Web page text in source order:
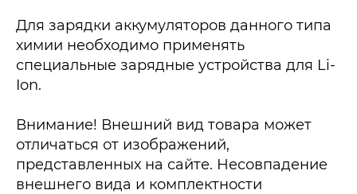
Для зарядки аккумуляторов данного типа
химии необходимо применять
специальные зарядные устройства для Li-
Ion.
Внимание! Внешний вид товара может
отличаться от изображений,
представленных на сайте. Несовпадение
внешнего вида и комплектности